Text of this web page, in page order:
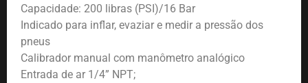
Capacidade: 200 libras (PSI)/16 Bar
Indicado para inflar, evaziar e medir a pressão dos
pneus
Calibrador manual com manômetro analógico
Entrada de ar 1/4” NPT;